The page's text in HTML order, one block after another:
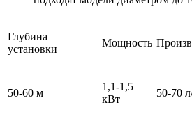
Глубина
установки
Мощность
50-60 м
1,1-1,5
кВт
50-70